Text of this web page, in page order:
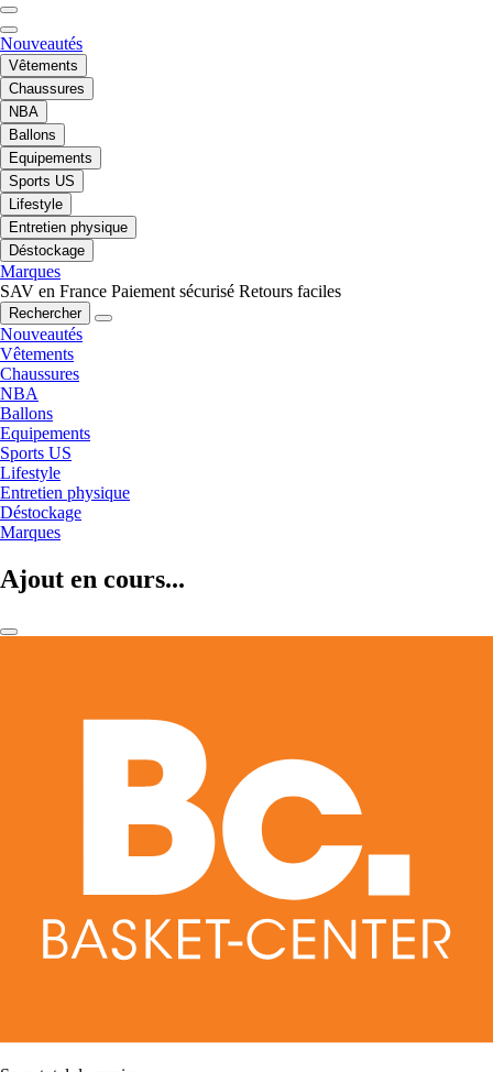
Nouveautés
Vêtements
Chaussures
NBA
Ballons
Equipements
Sports US
Lifestyle
Entretien physique
Déstockage
Marques
SAV en France Paiement sécurisé Retours faciles
Rechercher
Nouveautés
Vêtements
Chaussures
NBA
Ballons
Equipements
Sports US
Lifestyle
Entretien physique
Déstockage
Marques
Ajout en cours...